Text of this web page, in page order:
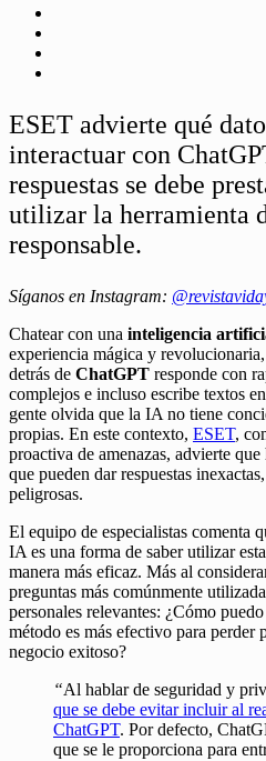
ESET advierte qué
interactuar con
respuestas se debe
utilizar la herramienta
responsable.
Síganos en Instagram:
Chatear con una inteligencia
experiencia mágica y
detrás de ChatGPT responde con
complejos e incluso escribe textos
gente olvida que la IA no tiene
propias. En este contexto, ESET,
proactiva de amenazas, advierte
que pueden dar respuestas
peligrosas.
El equipo de especialistas comenta
IA es una forma de saber utilizar
manera más eficaz. Más al
preguntas más comúnmente
personales relevantes: ¿Cómo
método es más efectivo para perder
negocio exitoso?
“Al hablar de seguridad y
que se debe evitar incluir al
ChatGPT. Por defecto,
que se le proporciona para